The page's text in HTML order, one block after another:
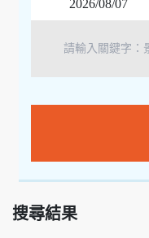
搜尋結果